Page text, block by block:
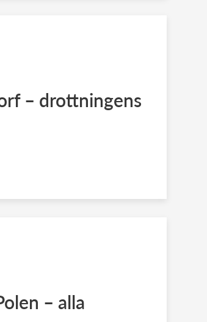
– drottningens
– alla